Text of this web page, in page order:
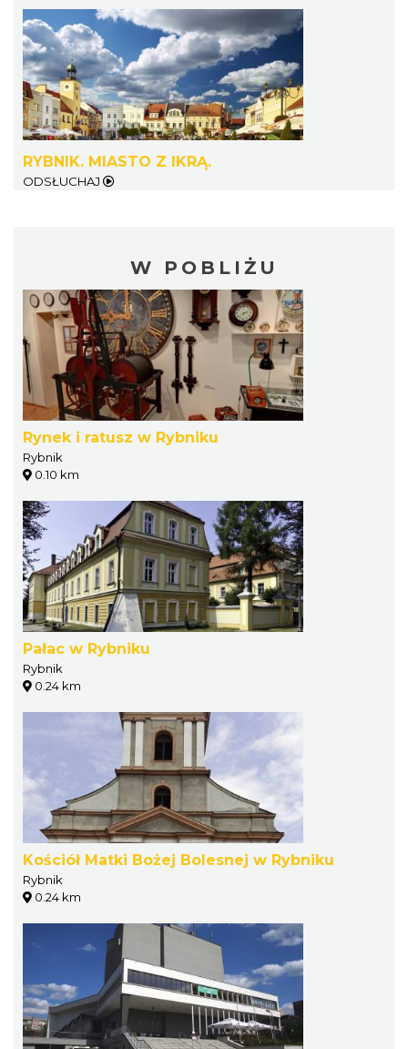
RYBNIK. MIASTO Z IKRĄ.
ODSŁUCHAJ
W POBLIŻU
Rynek i ratusz w Rybniku
Rybnik
0.10 km
Pałac w Rybniku
Rybnik
0.24 km
Kościół Matki Bożej Bolesnej w Rybniku
Rybnik
0.24 km